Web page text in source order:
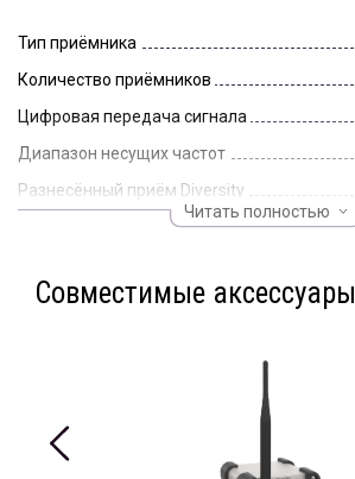
Тип приёмника
Количество приёмников
Цифровая передача сигнала
Диапазон несущих частот
Разнесённый приём Diversity
Длина упаковки, мм
Читать полностью
Совместимые аксессуары